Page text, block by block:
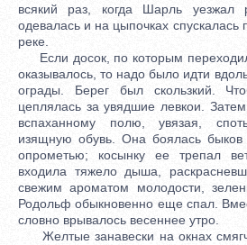
всякий раз, когда Шарль уезжал
одевалась и на цыпочках спускалась
реке.
Если досок, по которым
оказывалось, то надо было идти
ограды. Берег был скользкий.
цеплялась за увядшие левкои.
вспаханному полю, увязая,
изящную обувь. Она боялась
опрометью; косынку ее трепал
входила тяжело дыша,
свежим ароматом молодости,
Родольф обыкновенно еще спал.
словно врывалось весеннее утро.
Желтые занавески на окнах